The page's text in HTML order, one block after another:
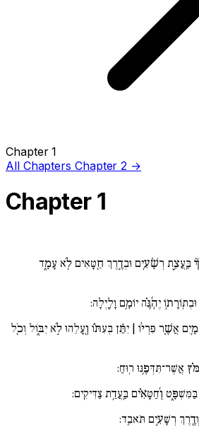
Chapter 1
All Chapters Chapter 2 →
Chapter 1
בַּֽעֲצַ֪ת רְשָׁ֫עִ֥ים וּבְדֶ֣רֶךְ חַ֖טָּאִים לֹ֥א עָמָ֑ד
יֶהְ֜גֶּ֗ה יוֹמָ֥ם וָלָֽיְלָה:
אֲשֶׁ֚ר פִּרְי֨וֹ | יִתֵּ֬ן בְּעִתּ֗וֹ וְ֖עָלֵהוּ לֹ֣א יִבּ֑וֹל וְכֹ֖ל
אֲשֶׁר־תִּדְּפֶ֥נּוּ רֽוּחַ:
וְ֜חַטָּאִ֗ים בַּֽעֲדַ֥ת צַדִּיקִֽים:
וְדֶ֖רֶךְ רְשָׁעִ֣ים תֹּאבֵֽד: